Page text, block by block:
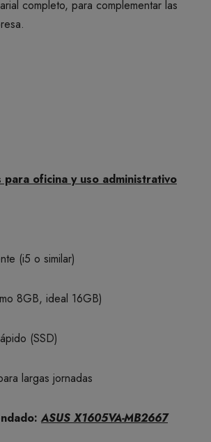
completo, para complementar las
para oficina y uso administrativo
(i5 o similar)
8GB, ideal 16GB)
(SSD)
largas jornadas
ASUS X1605VA-MB2667